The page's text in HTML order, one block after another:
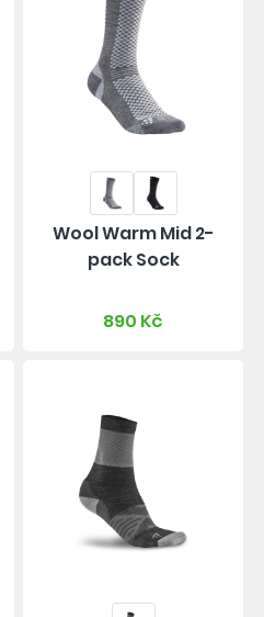
Wool Warm Mid 2-
pack Sock
890 Kč